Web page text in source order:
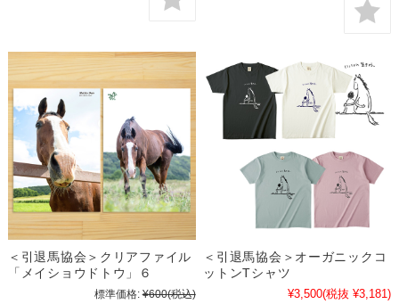
＜引退馬協会＞クリアファイル
「メイショウドトウ」６
標準価格: ¥600(税込)
＜引退馬協会＞オーガニックコ
ットンTシャツ
¥3,500(税抜 ¥3,181)